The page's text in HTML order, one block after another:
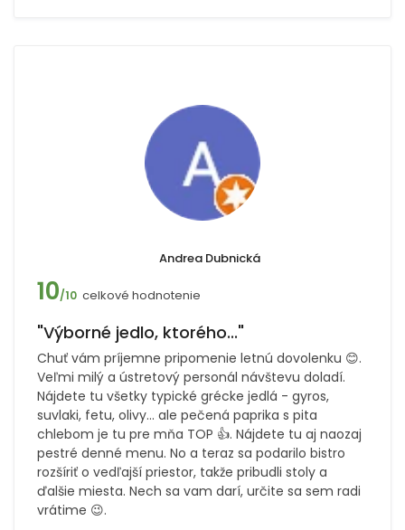
Andrea Dubnická
10/10 celkové hodnotenie
"Výborné jedlo, ktorého..."
Chuť vám príjemne pripomenie letnú dovolenku 😊.
Veľmi milý a ústretový personál návštevu doladí.
Nájdete tu všetky typické grécke jedlá - gyros,
suvlaki, fetu, olivy... ale pečená paprika s pita
chlebom je tu pre mňa TOP 👍. Nájdete tu aj naozaj
pestré denné menu. No a teraz sa podarilo bistro
rozšíriť o vedľajší priestor, takže pribudli stoly a
ďalšie miesta. Nech sa vam darí, určite sa sem radi
vrátime 😉.